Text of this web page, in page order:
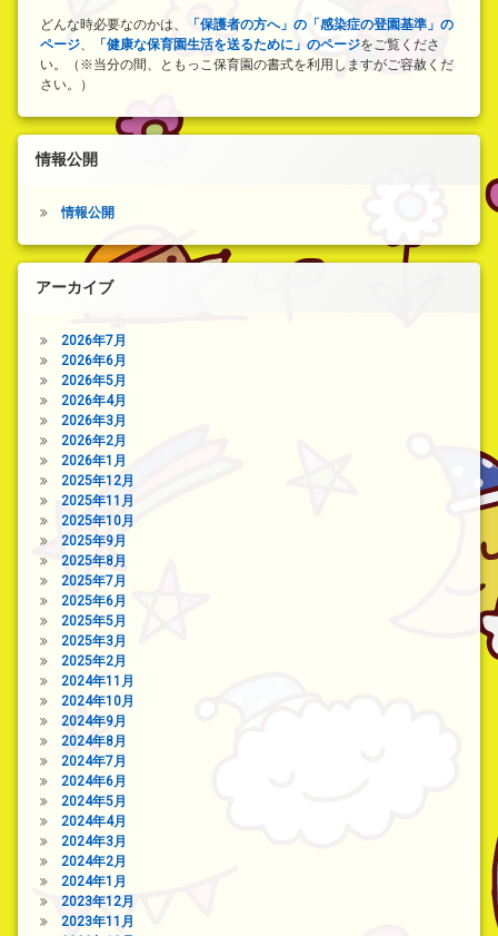
どんな時必要なのかは、
「保護者の方へ」の「感染症の登園基準」の
ページ、 「健康な保育園生活を送るために」のページをご覧くださ
い。（※当分の間、ともっこ保育園の書式を利用しますがご容赦くだ
さい。）
情報公開
情報公開
アーカイブ
2026年7月
2026年6月
2026年5月
2026年4月
2026年3月
2026年2月
2026年1月
2025年12月
2025年11月
2025年10月
2025年9月
2025年8月
2025年7月
2025年6月
2025年5月
2025年3月
2025年2月
2024年11月
2024年10月
2024年9月
2024年8月
2024年7月
2024年6月
2024年5月
2024年4月
2024年3月
2024年2月
2024年1月
2023年12月
2023年11月